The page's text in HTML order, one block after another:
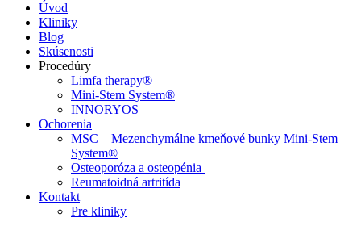
Úvod
Kliniky
Blog
Skúsenosti
Procedúry
Limfa therapy®
Mini-Stem System®
INNORYOS
Ochorenia
MSC – Mezenchymálne kmeňové bunky Mini-Stem
System®
Osteoporóza a osteopénia
Reumatoidná artritída
Kontakt
Pre kliniky